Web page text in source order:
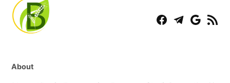
FacebookTelegram
Play RSS
About